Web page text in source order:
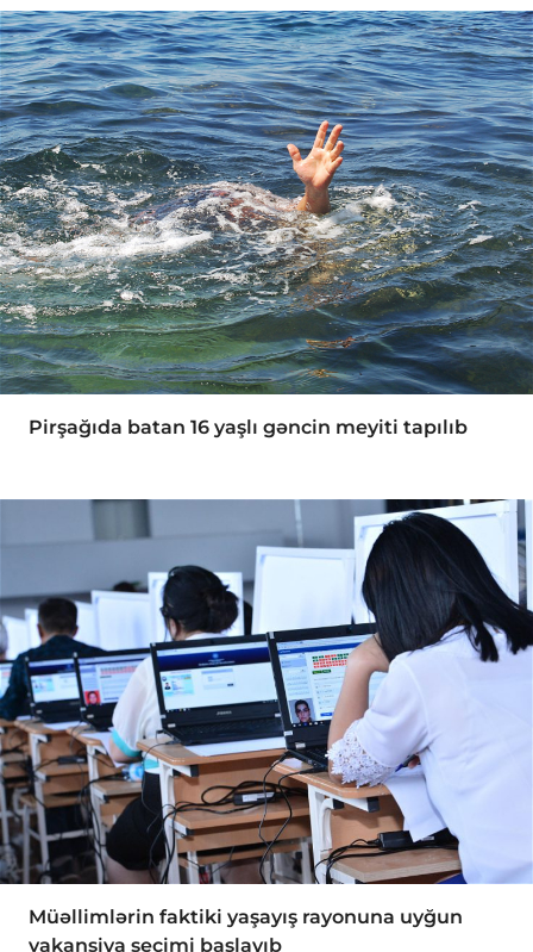
Pirşağıda batan 16 yaşlı gəncin meyiti tapılıb
Müəllimlərin faktiki yaşayış rayonuna uyğun
vakansiya seçimi başlayıb